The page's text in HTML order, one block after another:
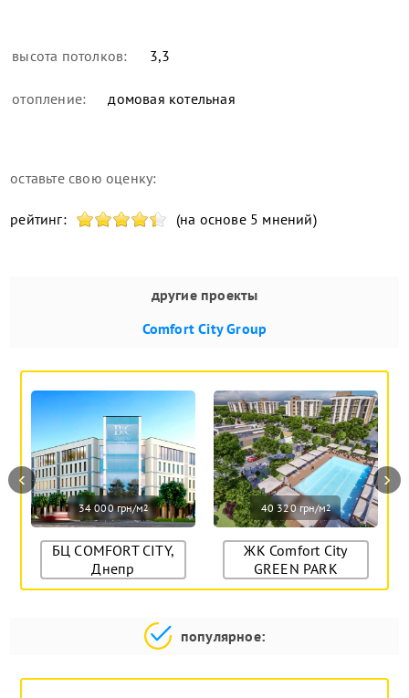
высота потолков: 3,3
отопление: домовая котельная
оставьте свою оценку:
рейтинг: (на основе 5 мнений)
другие проекты
Comfort City Group
34 000 грн/м2
БЦ COMFORT CITY,
Днепр
40 320 грн/м2
ЖК Comfort City
GREEN PARK
‹ ›
популярное: